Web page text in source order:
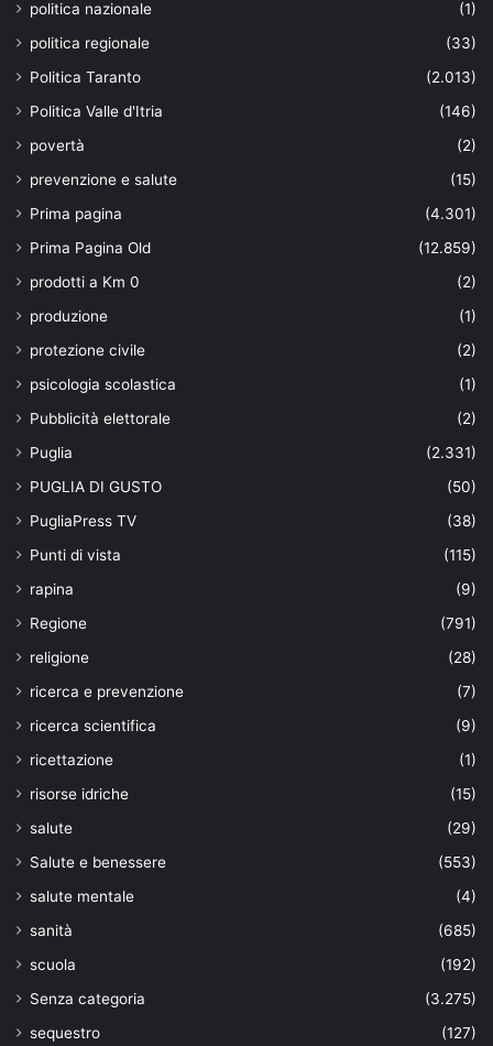
politica nazionale
(1)
politica regionale
(33)
Politica Taranto
(2.013)
Politica Valle d'Itria
(146)
povertà
(2)
prevenzione e salute
(15)
Prima pagina
(4.301)
Prima Pagina Old
(12.859)
prodotti a Km 0
(2)
produzione
(1)
protezione civile
(2)
psicologia scolastica
(1)
Pubblicità elettorale
(2)
Puglia
(2.331)
PUGLIA DI GUSTO
(50)
PugliaPress TV
(38)
Punti di vista
(115)
rapina
(9)
Regione
(791)
religione
(28)
ricerca e prevenzione
(7)
ricerca scientifica
(9)
ricettazione
(1)
risorse idriche
(15)
salute
(29)
Salute e benessere
(553)
salute mentale
(4)
sanità
(685)
scuola
(192)
Senza categoria
(3.275)
sequestro
(127)